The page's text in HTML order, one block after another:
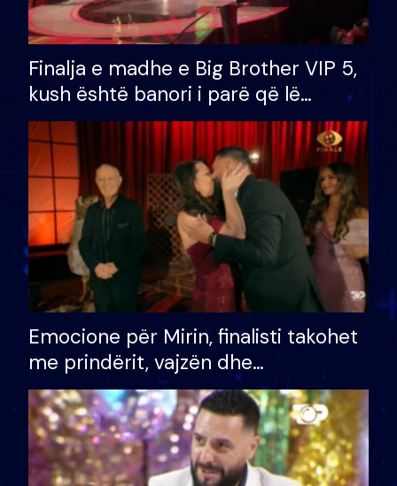
Finalja e madhe e Big Brother VIP 5,
kush është banori i parë që lë
shtëpinë dhe humb mundësinë për
të fituar çmimin e madh
Emocione për Mirin, finalisti takohet
me prindërit, vajzën dhe
bashkëshorten: S’kemi ndonjë letër
divorci apo jo?